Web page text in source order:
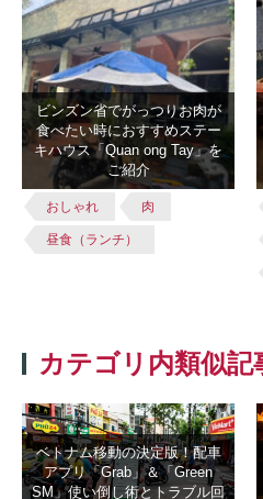
ビンズン省でがっつりお肉が
食べたい時におすすめステー
キハウス「Quan ong Tay」を
ご紹介
おしゃれ 肉
昼食（ランチ）
カテゴリ内類似記
ベトナム移動の決定版！配車
アプリ「Grab」＆「Green
SM」使い倒し術とトラブル回